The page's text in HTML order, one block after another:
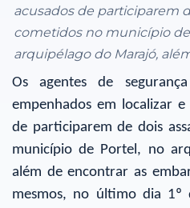
acusados de participarem
cometidos no município
arquipélago do Marajó,
Os agentes de
empenhados em localizar
de participarem de dois
município de Portel, no
além de encontrar as
mesmos, no último dia 1º